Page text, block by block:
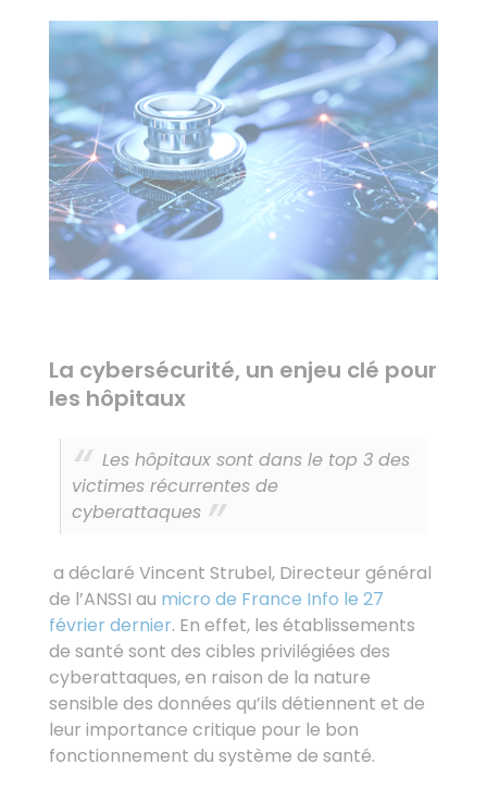
La cybersécurité, un enjeu clé pour
les hôpitaux
Les hôpitaux sont dans le top 3 des
victimes récurrentes de
cyberattaques
a déclaré Vincent Strubel, Directeur général
de l’ANSSI au micro de France Info le 27
février dernier. En effet, les établissements
de santé sont des cibles privilégiées des
cyberattaques, en raison de la nature
sensible des données qu’ils détiennent et de
leur importance critique pour le bon
fonctionnement du système de santé.